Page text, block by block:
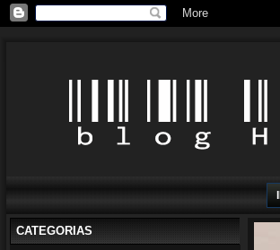
CATEGORIAS